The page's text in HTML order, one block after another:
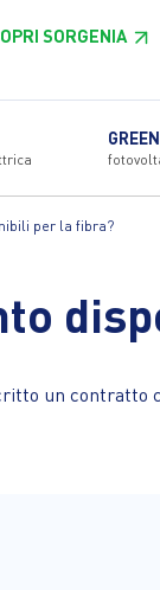
SORGENIA
per la fibra?
un contratto